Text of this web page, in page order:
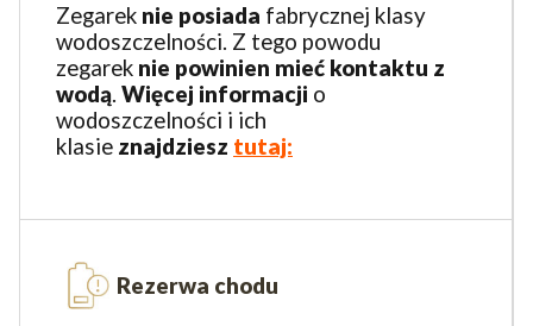
Zegarek nie posiada fabrycznej klasy
wodoszczelności. Z tego powodu
zegarek nie powinien mieć kontaktu z
wodą. Więcej informacji o
wodoszczelności i ich
klasie znajdziesz tutaj:
Rezerwa chodu